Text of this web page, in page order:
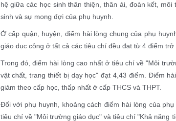
hệ giữa các học sinh thân thiện, thân ái, đoàn kết,
sinh và sự mong đợi của phụ huynh.
Ở cấp quận, huyện, điểm hài lòng chung của phụ
giáo dục công ở tất cả các tiêu chí đều đạt từ 4 điểm trở
Trong đó, điểm hài lòng cao nhất ở tiêu chí về "Môi
vật chất, trang thiết bị dạy học" đạt 4,43 điểm. Điểm
giảm theo cấp học, thấp nhất ở cấp THCS và THPT.
Đối với phụ huynh, khoảng cách điểm hài lòng của
tiêu chí về "Môi trường giáo dục" và tiêu chí "Khả năng